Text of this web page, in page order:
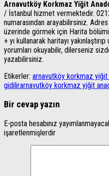
Arnavutköy Korkmaz Yiğit
/ İstanbul hizmet vermektedir.
numarasından arayabilirsiniz.
üzerinde görmek için Harita
+ yı kullanarak haritayı
yorumları okuyabilir, dilerseniz
yazabilirsiniz.
Etikerler: arnavutköy korkmaz yiğit
gidilirarnavutköy korkmaz yiğit
Bir cevap yazın
E-posta hesabınız
işaretlenmişlerdir